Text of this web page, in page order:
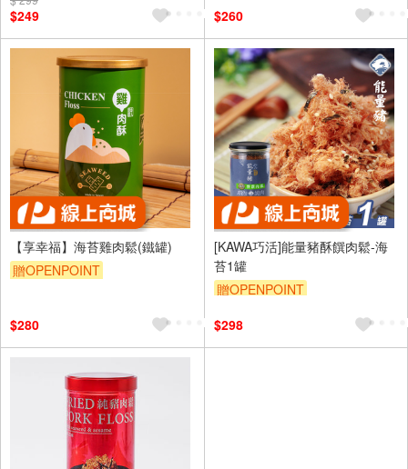
$249 $260
【享幸福】海苔雞肉鬆(鐵罐)
贈OPENPOINT
$280
[KAWA巧活]能量豬酥饌肉鬆-海
苔1罐
贈OPENPOINT
$298